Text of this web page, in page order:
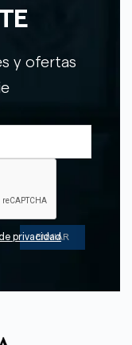
y ofertas
privacidad